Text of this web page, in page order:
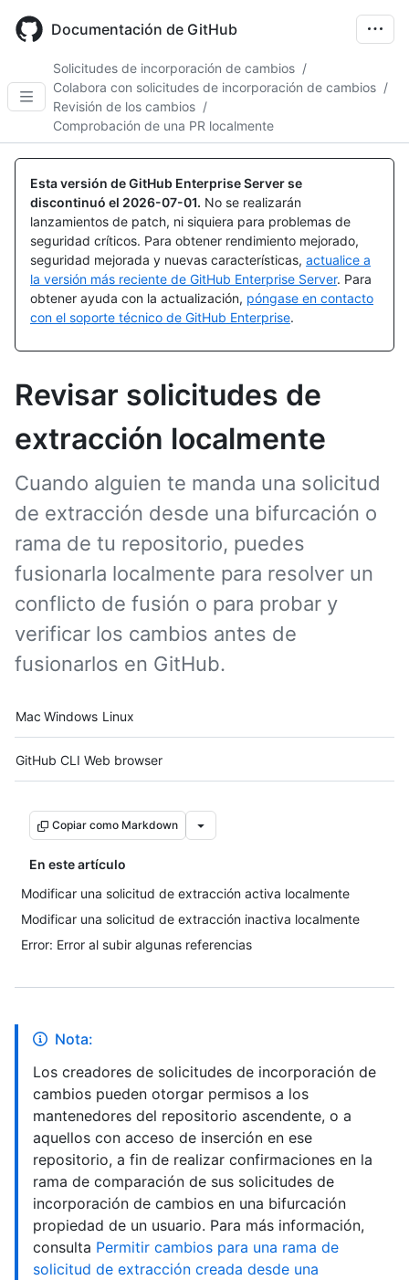
main
Documentación de GitHub
Solicitudes de incorporación de cambios /
Colabora con solicitudes de incorporación de cambios /
Revisión de los cambios /
Comprobación de una PR localmente
Esta versión de GitHub Enterprise Server se
discontinuó el 2026-07-01. No se realizarán
lanzamientos de patch, ni siquiera para problemas de
seguridad críticos. Para obtener rendimiento mejorado,
seguridad mejorada y nuevas características, actualice a
la versión más reciente de GitHub Enterprise Server. Para
obtener ayuda con la actualización, póngase en contacto
con el soporte técnico de GitHub Enterprise.
Revisar solicitudes de
extracción localmente
Cuando alguien te manda una solicitud
de extracción desde una bifurcación o
rama de tu repositorio, puedes
fusionarla localmente para resolver un
conflicto de fusión o para probar y
verificar los cambios antes de
fusionarlos en GitHub.
Platform navigation
Mac Windows Linux
Tool navigation
GitHub CLI Web browser
Copiar como Markdown
En este artículo
Modificar una solicitud de extracción activa localmente
Modificar una solicitud de extracción inactiva localmente
Error: Error al subir algunas referencias
Nota:
Los creadores de solicitudes de incorporación de
cambios pueden otorgar permisos a los
mantenedores del repositorio ascendente, o a
aquellos con acceso de inserción en ese
repositorio, a fin de realizar confirmaciones en la
rama de comparación de sus solicitudes de
incorporación de cambios en una bifurcación
propiedad de un usuario. Para más información,
consulta Permitir cambios para una rama de
solicitud de extracción creada desde una